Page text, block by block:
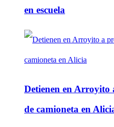
en escuela
Detienen en Arroyito
de camioneta en